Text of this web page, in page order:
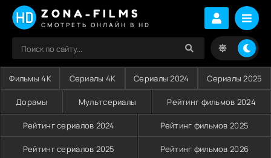
ZONA-FILMS
СМОТРЕТЬ ОНЛАЙН В HD
Фильмы 4K Сериалы 4K Сериалы 2024 Сериалы 2025
Дорамы Мультсериалы Рейтинг фильмов 2024
Рейтинг сериалов 2024 Рейтинг фильмов 2025
Рейтинг сериалов 2025 Рейтинг фильмов 2026